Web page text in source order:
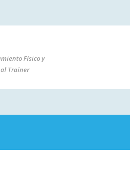
Físico y
Trainer